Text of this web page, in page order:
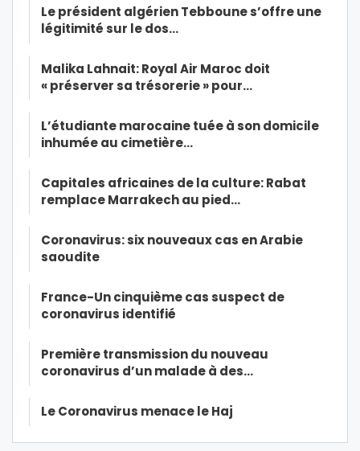
Le président algérien Tebboune s’offre une
légitimité sur le dos…
Malika Lahnait: Royal Air Maroc doit
« préserver sa trésorerie » pour…
L’étudiante marocaine tuée à son domicile
inhumée au cimetière…
Capitales africaines de la culture: Rabat
remplace Marrakech au pied…
Coronavirus: six nouveaux cas en Arabie
saoudite
France-Un cinquième cas suspect de
coronavirus identifié
Première transmission du nouveau
coronavirus d’un malade à des…
Le Coronavirus menace le Haj